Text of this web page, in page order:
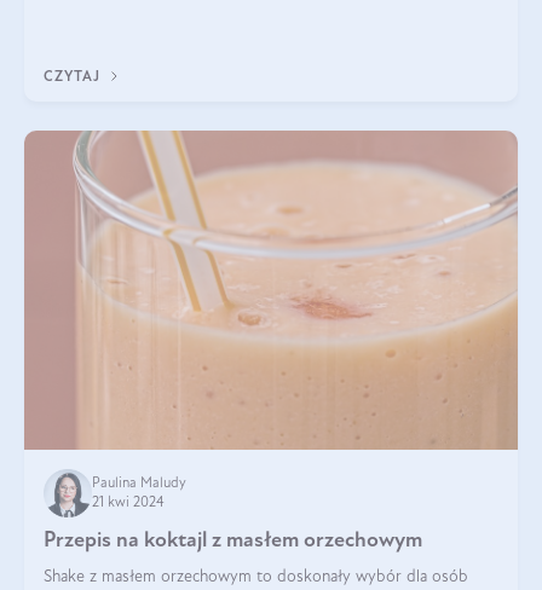
CZYTAJ
Paulina Maludy
21 kwi 2024
Przepis na koktajl z masłem orzechowym
Shake z masłem orzechowym to doskonały wybór dla osób